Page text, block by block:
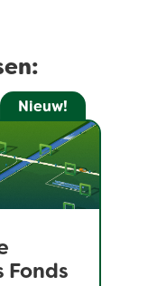
Nieuw!
Fonds